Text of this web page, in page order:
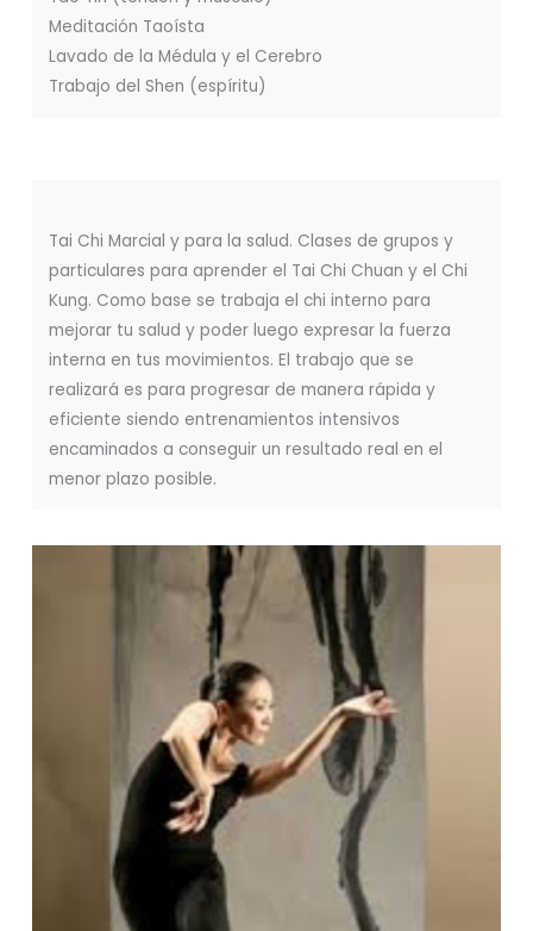
Meditación Taoísta
Lavado de la Médula y el Cerebro
Trabajo del Shen (espíritu)
Tai Chi Marcial y para la salud. Clases de grupos y
particulares para aprender el Tai Chi Chuan y el Chi
Kung. Como base se trabaja el chi interno para
mejorar tu salud y poder luego expresar la fuerza
interna en tus movimientos. El trabajo que se
realizará es para progresar de manera rápida y
eficiente siendo entrenamientos intensivos
encaminados a conseguir un resultado real en el
menor plazo posible.